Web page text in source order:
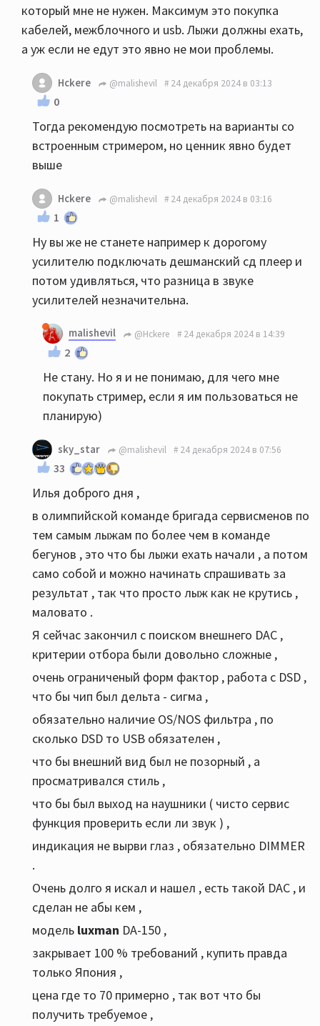
который мне не нужен. Максимум это покупка
кабелей, межблочного и usb. Лыжи должны ехать,
а уж если не едут это явно не мои проблемы.
Hckere @malishevil 24 декабря 2024 в 03:13
0
Тогда рекомендую посмотреть на варианты со
встроенным стримером, но ценник явно будет
выше
Hckere @malishevil 24 декабря 2024 в 03:16
1
Ну вы же не станете например к дорогому
усилителю подключать дешманский сд плеер и
потом удивляться, что разница в звуке
усилителей незначительна.
malishevil @Hckere 24 декабря 2024 в 14:39
2
Не стану. Но я и не понимаю, для чего мне
покупать стример, если я им пользоваться не
планирую)
sky_star @malishevil 24 декабря 2024 в 07:56
33
Илья доброго дня ,
в олимпийской команде бригада сервисменов по
тем самым лыжам по более чем в команде
бегунов , это что бы лыжи ехать начали , а потом
само собой и можно начинать спрашивать за
результат , так что просто лыж как не крутись ,
маловато .
Я сейчас закончил с поиском внешнего DAC ,
критерии отбора были довольно сложные ,
очень ограниченый форм фактор , работа с DSD ,
что бы чип был дельта - сигма ,
обязательно наличие OS/NOS фильтра , по
сколько DSD то USB обязателен ,
что бы внешний вид был не позорный , а
просматривался стиль ,
что бы был выход на наушники ( чисто сервис
функция проверить если ли звук ) ,
индикация не вырви глаз , обязательно DIMMER
.
Очень долго я искал и нашел , есть такой DAC , и
сделан не абы кем ,
модель luxman DA-150 ,
закрывает 100 % требований , купить правда
только Япония ,
цена где то 70 примерно , так вот что бы
получить требуемое ,